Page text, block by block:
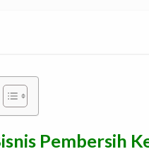
Pembersih